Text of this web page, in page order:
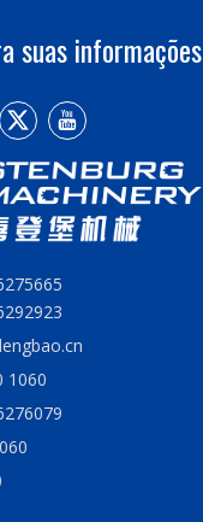
suas informações
1060